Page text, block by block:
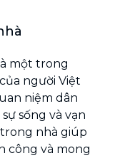
một trong
người Việt
niệm dân
sống và vạn
nhà giúp
công và mong